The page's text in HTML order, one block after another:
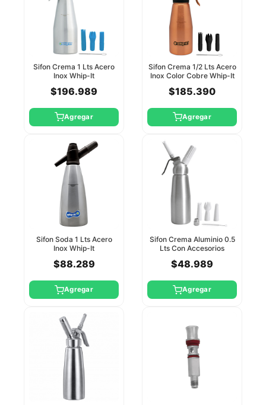
Sifon Crema 1 Lts Acero
Inox Whip-It
$196.989
Agregar
Sifon Crema 1/2 Lts Acero
Inox Color Cobre Whip-It
$185.390
Agregar
Sifon Soda 1 Lts Acero
Inox Whip-It
$88.289
Agregar
Sifon Crema Aluminio 0.5
Lts Con Accesorios
$48.989
Agregar